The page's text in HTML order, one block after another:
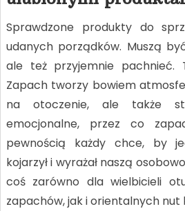
Sprawdzone produkty do
udanych porządków. Muszą
ale też przyjemnie pachnieć.
Zapach tworzy bowiem
na otoczenie, ale także
emocjonalne, przez co
pewnością każdy chce, by
kojarzył i wyrażał naszą
coś zarówno dla wielbicieli
zapachów, jak i orientalnych